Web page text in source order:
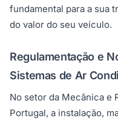
fundamental para a sua
do valor do seu veículo.
Regulamentação e
Sistemas de Ar
No setor da Mecânica e
Portugal, a instalação,